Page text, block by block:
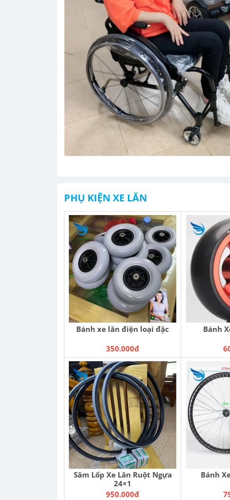
PHỤ KIỆN XE LĂN
Bánh xe lăn điện loại đặc
350.000đ
Bánh
Săm Lốp Xe Lăn Ruột Ngựa
24×1
950.000đ
Bánh